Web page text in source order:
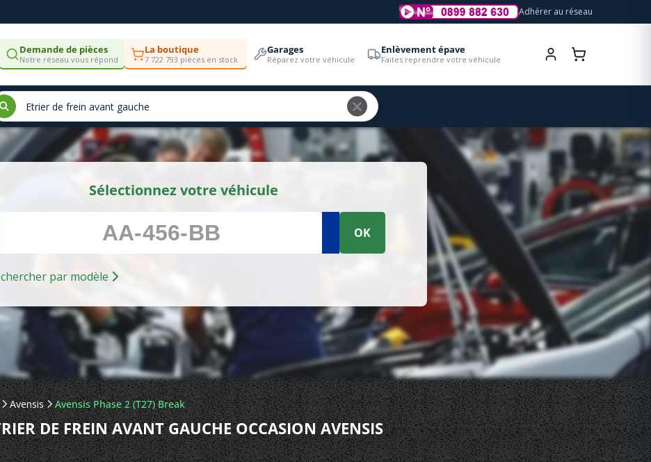
Adhérer au réseau
Demande de pièces
Notre réseau vous répond
La boutique
7 722 793 pièces en stock
Garages
Réparez votre véhicule
Enlèvement épave
Faites reprendre votre véhicule
Sélectionnez votre véhicule
OK
Rechercher par modèle
Avensis Avensis Phase 2 (T27) Break
DE FREIN AVANT GAUCHE OCCASION AVENSIS